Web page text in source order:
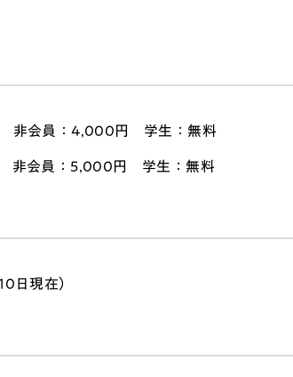
非会員：4,000円 学生：無料
非会員：5,000円 学生：無料
日現在）